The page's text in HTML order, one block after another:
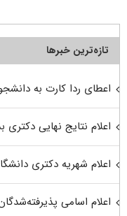
تازه‌ترین خبرها
اعطای ردا کارت به
اعلام نتایج نهایی دکتری
اعلام شهریه دکتری دانشگاه
اعلام اسامی